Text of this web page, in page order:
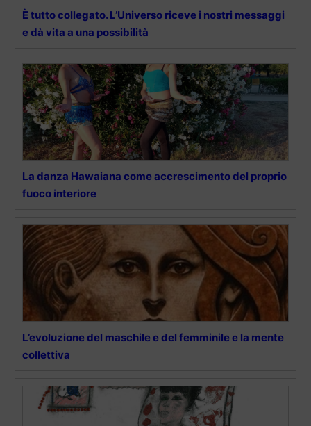
È tutto collegato. L’Universo riceve i nostri messaggi
e dà vita a una possibilità
La danza Hawaiana come accrescimento del proprio
fuoco interiore
L’evoluzione del maschile e del femminile e la mente
collettiva